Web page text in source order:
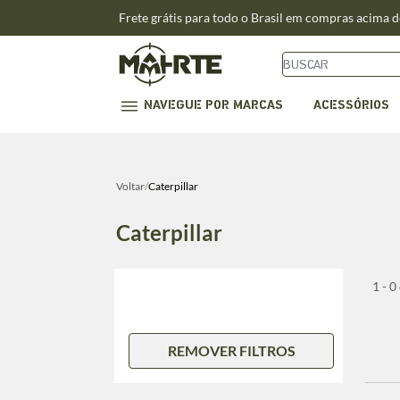
Frete grátis para todo o Brasil em compras acima
NAVEGUE POR MARCAS ACESSÓRIOS
Voltar/Caterpillar
Caterpillar
REMOVER FILTROS
1 -